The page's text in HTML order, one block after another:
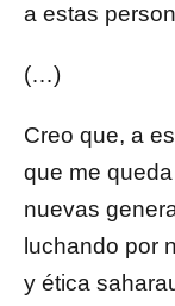
a estas
(…)
Creo que, a
que me
nuevas
luchando por
y ética